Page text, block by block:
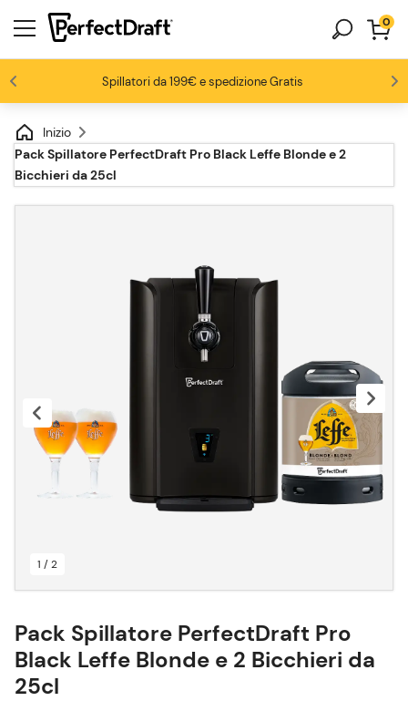
Spillatori da 199€ e spedizione Gratis
-15% da 3 fusti, -20% da 6 fusti
Fino al -20% su una selezione di pack
Gli appassionati di birra ci amano
0
Inizio
Pack Spillatore PerfectDraft Pro Black Leffe Blonde e 2
Bicchieri da 25cl
1 / 2
Pack Spillatore PerfectDraft Pro
Black Leffe Blonde e 2 Bicchieri da
25cl